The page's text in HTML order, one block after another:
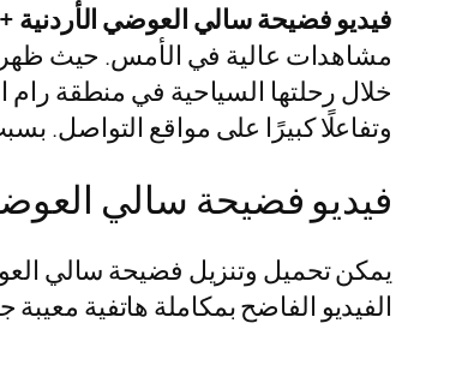
فيديو فضيحة سالي العوضي الأردنية +21 كامل بدون تشفير
مشاهدات عالية في الأمس. حيث
خلال رحلتها السياحية في منطقة رام
وتفاعلًا كبيرًا على مواقع التواصل.
فيديو فضيحة سالي العوضي الأردنية
يمكن تحميل وتنزيل فضيحة سالي
الفيديو الفاضح بمكاملة هاتفية